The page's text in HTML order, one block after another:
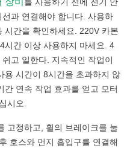
과 연결해야 합니다. 사용하
시간을 확인하세요. 220V 카본
시간 이상 사용하지 마세요. 4
고 일한다. 지속적인 작업이
용 시간이 8시간을 초과하지 않
간 연속 작업 효과를 얻고 모터
시오.
고정하고, 휠의 브레이크를 눌
호스와 먼지 흡입구를 연결해